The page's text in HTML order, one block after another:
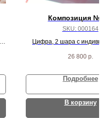
Композиция
SKU: 000164
Цифра, 2 шара с
26 800 р.
Подробнее
В корзину